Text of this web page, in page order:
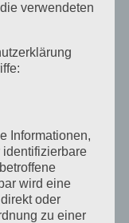
verwendeten
Informationen,
wird eine
oder
zu einer